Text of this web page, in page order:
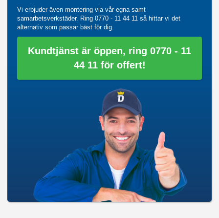
Vi erbjuder även montering via vår egna samt
samarbetsverkstäder. Ring 0770 - 11 44 11 så hittar vi det
alternativ som passar bäst för dig.
Kundtjänst är öppen, ring 0770 - 11
44 11 för offert!